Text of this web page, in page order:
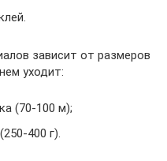
зависит от размеров
уходит:
(70-100 м);
400 г).